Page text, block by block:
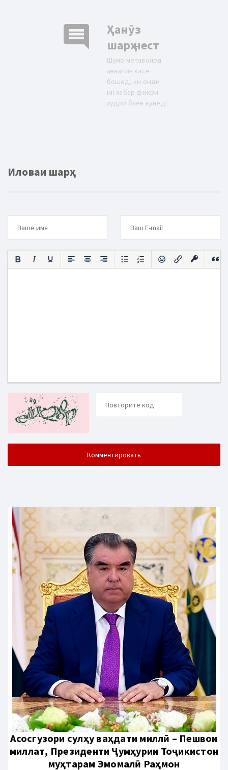
comment
Ҳанӯз
шарҳ нест
Шумо метавонед
аввалин касе
бошед, ки оиди
ин хабар фикри
худро баён кунед!
Иловаи шарҳ
Aсосгузори сулҳу ваҳдати миллӣ – Пешвои
миллат, Президенти Ҷумҳурии Тоҷикистон
муҳтарам Эмомалӣ Раҳмон